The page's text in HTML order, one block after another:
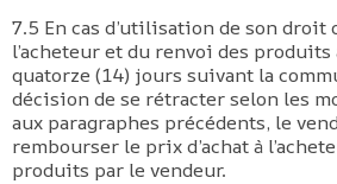
7.5 En cas d’utilisation de son
l’acheteur et du renvoi des
quatorze (14) jours suivant la
décision de se rétracter selon les
aux paragraphes précédents, le
rembourser le prix d’achat à
produits par le vendeur.